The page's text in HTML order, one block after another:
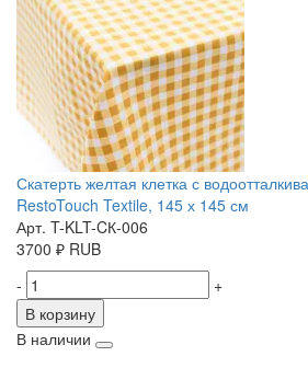
Скатерть желтая клетка с
RestoTouch Textile, 145 х 145 см
Арт. T-KLT-CК-006
3700 ₽ RUB
-
+
В корзину
В наличии